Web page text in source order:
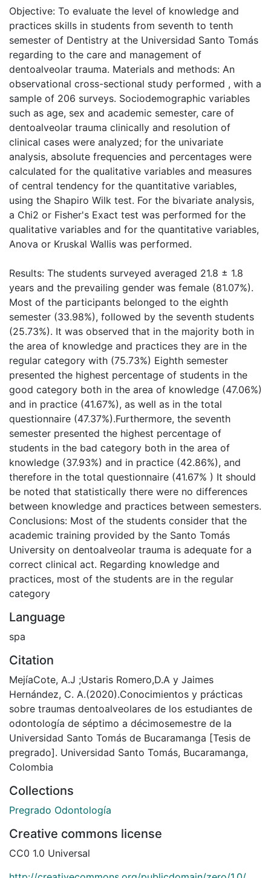
Objective: To evaluate the level of knowledge and
practices skills in students from seventh to tenth
semester of Dentistry at the Universidad Santo Tomás
regarding to the care and management of
dentoalveolar trauma. Materials and methods: An
observational cross-sectional study performed , with a
sample of 206 surveys. Sociodemographic variables
such as age, sex and academic semester, care of
dentoalveolar trauma clinically and resolution of
clinical cases were analyzed; for the univariate
analysis, absolute frequencies and percentages were
calculated for the qualitative variables and measures
of central tendency for the quantitative variables,
using the Shapiro Wilk test. For the bivariate analysis,
a Chi2 or Fisher's Exact test was performed for the
qualitative variables and for the quantitative variables,
Anova or Kruskal Wallis was performed.
Results: The students surveyed averaged 21.8 ± 1.8
years and the prevailing gender was female (81.07%).
Most of the participants belonged to the eighth
semester (33.98%), followed by the seventh students
(25.73%). It was observed that in the majority both in
the area of knowledge and practices they are in the
regular category with (75.73%) Eighth semester
presented the highest percentage of students in the
good category both in the area of knowledge (47.06%)
and in practice (41.67%), as well as in the total
questionnaire (47.37%).Furthermore, the seventh
semester presented the highest percentage of
students in the bad category both in the area of
knowledge (37.93%) and in practice (42.86%), and
therefore in the total questionnaire (41.67% ) It should
be noted that statistically there were no differences
between knowledge and practices between semesters.
Conclusions: Most of the students consider that the
academic training provided by the Santo Tomás
University on dentoalveolar trauma is adequate for a
correct clinical act. Regarding knowledge and
practices, most of the students are in the regular
category
Language
spa
Citation
MejíaCote, A.J ;Ustaris Romero,D.A y Jaimes
Hernández, C. A.(2020).Conocimientos y prácticas
sobre traumas dentoalveolares de los estudiantes de
odontología de séptimo a décimosemestre de la
Universidad Santo Tomás de Bucaramanga [Tesis de
pregrado]. Universidad Santo Tomás, Bucaramanga,
Colombia
Collections
Pregrado Odontología
Creative commons license
CC0 1.0 Universal